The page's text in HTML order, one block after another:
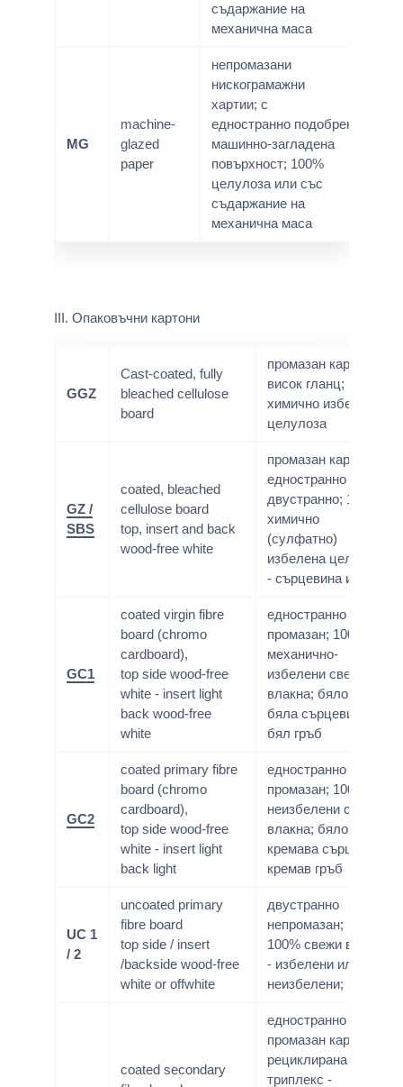
съдаржание на
механична маса
MG
machine-
glazed
paper
непромазани
нискограмажни
хартии; с
едностранно подобрена,
машинно-загладена
повърхност; 100%
целулоза или със
съдаржание на
механична маса
III. Опаковъчни картони
GGZ
Cast-coated, fully
bleached cellulose
board
промазан картон;
висок гланц; 100%
химично избелена
целулоза
GZ /
SBS
coated, bleached
cellulose board
top, insert and back
wood-free white
промазан картон -
едностранно или
двустранно; 100%
химично
(сулфатно)
избелена целулоза
- сърцевина и гръб;
GC1
coated virgin fibre
board (chromo
cardboard),
top side wood-free
white - insert light
back wood-free
white
едностранно
промазан; 100%
механично-
избелени свежи
влакна; бяло лице/
бяла сърцевина/
бял гръб
GC2
coated primary fibre
board (chromo
cardboard),
top side wood-free
white - insert light
back light
едностранно
промазан; 100%
неизбелени свежи
влакна; бяло лице/
кремава сърцевина/
кремав гръб
UC 1
/ 2
uncoated primary
fibre board
top side / insert
/backside wood-free
white or offwhite
двустранно
непромазан;
100% свежи влакна
- избелени или
неизбелени;
coated secondary
едностранно
промазан картон;
рециклирана маса;
триплекс -